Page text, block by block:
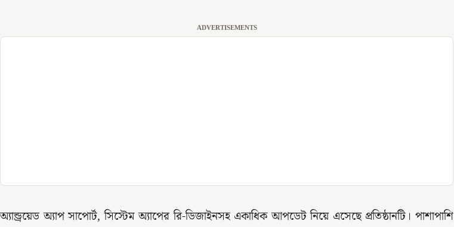
ADVERTISEMENTS
অ্যান্ড্রয়েড অ্যাপ সাপোর্ট, সিস্টেম অ্যাপের রি-ডিজাইনসহ একাধিক আপডেট নিয়ে এসেছে প্রতিষ্ঠানটি। পাশাপাশি